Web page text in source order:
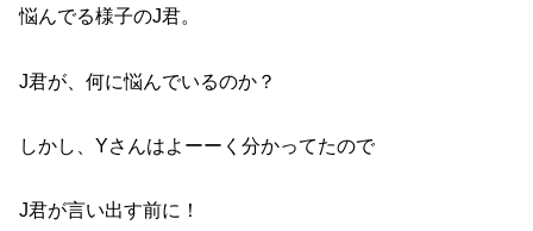
悩んでる様子のJ君。
J君が、何に悩んでいるのか？
しかし、Yさんはよーーく分かってたので
J君が言い出す前に！